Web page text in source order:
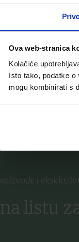
Ova web-stranica
Kolačiće
Isto tako, podatke o
mogu kombinirati s
Á
i
listu